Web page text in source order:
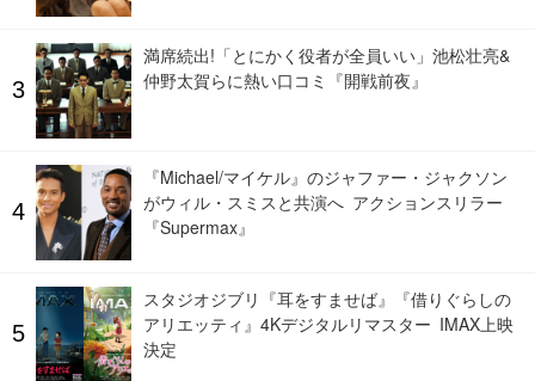
満席続出!「とにかく役者が全員いい」池松壮亮&
仲野太賀らに熱い口コミ『開戦前夜』
『Michael/マイケル』のジャファー・ジャクソン
がウィル・スミスと共演へ アクションスリラー
『Supermax』
スタジオジブリ『耳をすませば』『借りぐらしの
アリエッティ』4Kデジタルリマスター IMAX上映
決定